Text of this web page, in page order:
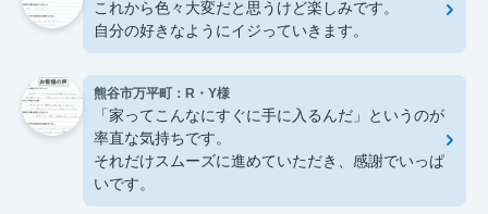
これから色々大変だと思うけど楽しみです。
自分の好きなようにイジっていきます。
熊谷市万平町：R・Y様
「家ってこんなにすぐに手に入るんだ」というのが
率直な気持ちです。
それだけスムーズに進めていただき、感謝でいっぱ
いです。